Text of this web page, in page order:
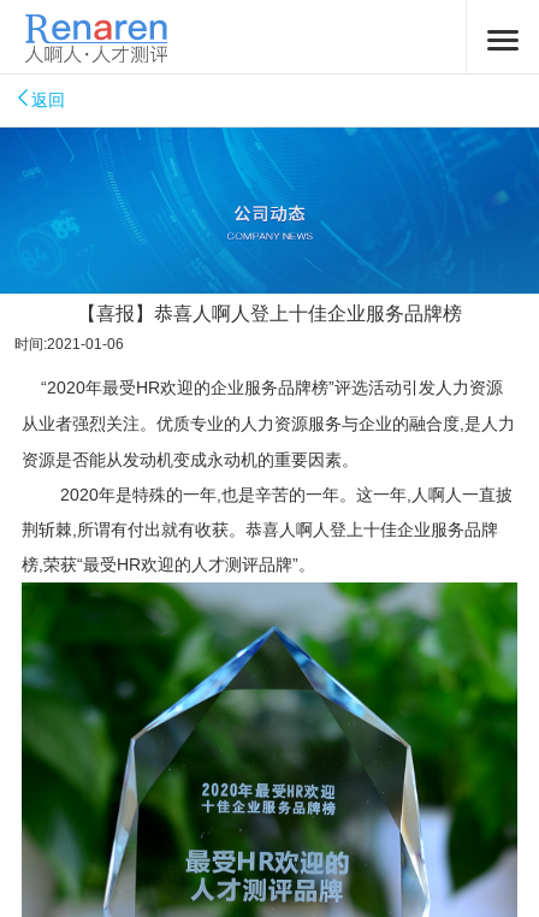
返回
【喜报】恭喜人啊人登上十佳企业服务品牌榜
时间:2021-01-06
“2020年最受HR欢迎的企业服务品牌榜”评选活动引发人力资源
从业者强烈关注。 优质专业的人力资源服务与企业的融合度,是人力
资源是否能从发动机变成永动机的重要因素。
2020年是特殊的一年,也是辛苦的一年。这一年,人啊人一直披
荆斩棘,所谓有付出就有收获。恭喜人啊人登上十佳企业服务品牌
榜,荣获“最受HR欢迎的人才测评品牌”。